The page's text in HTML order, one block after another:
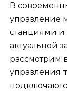
В
управление
станциями и
актуальной
рассмотрим
управления